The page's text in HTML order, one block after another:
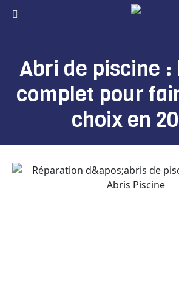
Abri de piscine :
complet pour
choix en